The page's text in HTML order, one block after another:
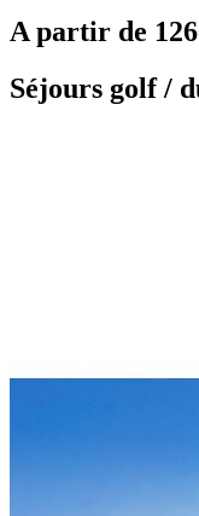
A partir de
Séjours golf /